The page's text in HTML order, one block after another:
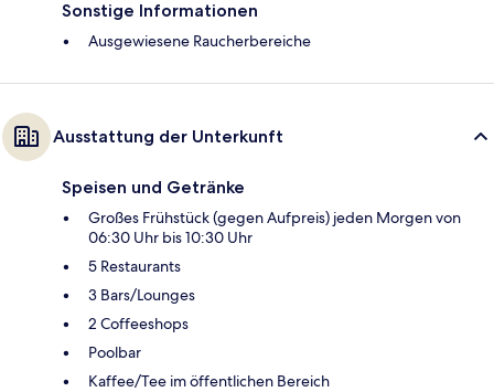
Sonstige Informationen
Ausgewiesene Raucherbereiche
Ausstattung der Unterkunft
Speisen und Getränke
Großes Frühstück (gegen Aufpreis) jeden Morgen von
06:30 Uhr bis 10:30 Uhr
5 Restaurants
3 Bars/Lounges
2 Coffeeshops
Poolbar
Kaffee/Tee im öffentlichen Bereich